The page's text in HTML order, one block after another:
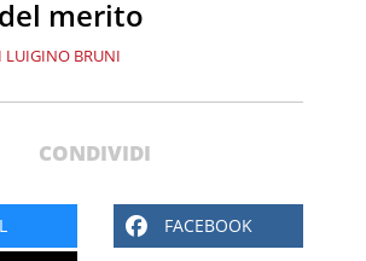
merito
LUIGINO BRUNI
CONDIVIDI
FACEBOOK